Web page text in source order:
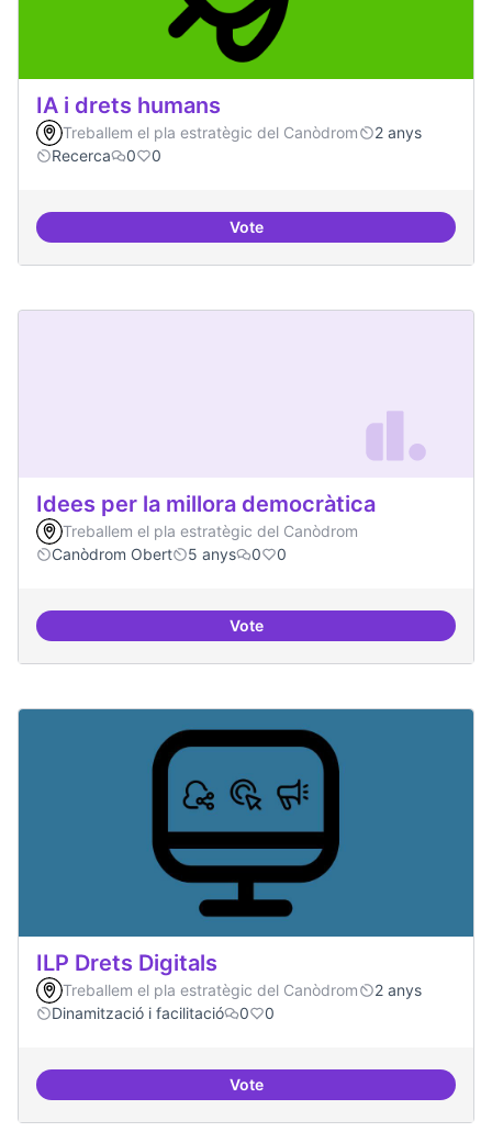
IA i drets humans
Treballem el pla estratègic del Canòdrom
2 anys
Recerca
0 0
VoteIA i drets humans
Idees per la millora democràtica
Treballem el pla estratègic del Canòdrom
Canòdrom Obert
5 anys 0 0
VoteIdees per la millora democràtica
ILP Drets Digitals
Treballem el pla estratègic del Canòdrom
2 anys
Dinamització i facilitació
0 0
VoteILP Drets Digitals